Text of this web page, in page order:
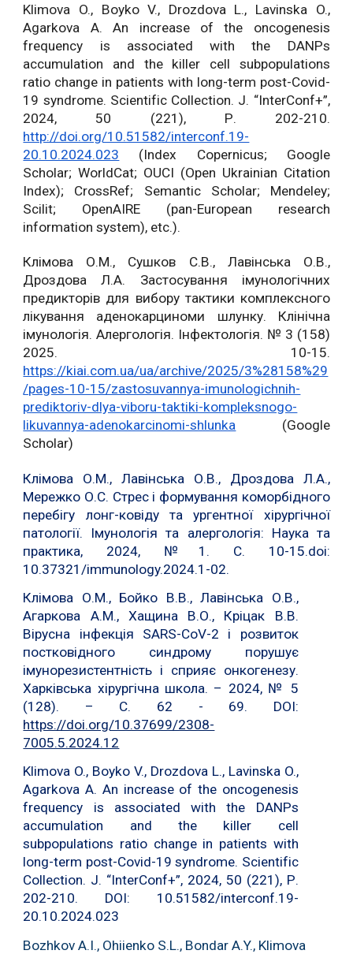
Klimova O., Boyko V., Drozdova L., Lavinska O.,
Agarkova A. An increase of the oncogenesis
frequency is associated with the DANPs
accumulation and the killer cell subpopulations
ratio change in patients with long-term post-Covid-
19 syndrome. Scientific Collection. J. “InterConf+”,
2024, 50 (221), Р. 202-210.
http://doi.org/10.51582/interconf.19-
20.10.2024.023 (Index Copernicus; Google
Scholar; WorldCat; OUCI (Open Ukrainian Citation
Index); CrossRef; Semantic Scholar; Mendeley;
Scilit; OpenAIRE (pan-European research
information system), etc.).
Клімова О.М., Сушков С.В., Лавінська О.В.,
Дроздова Л.А. Застосування імунологічних
предикторів для вибору тактики комплексного
лікування аденокарциноми шлунку. Клінічна
імунологія. Алергологія. Інфектологія. № 3 (158)
2025. 10-15.
https://kiai.com.ua/ua/archive/2025/3%28158%29
/pages-10-15/zastosuvannya-imunologichnih-
prediktoriv-dlya-viboru-taktiki-kompleksnogo-
likuvannya-adenokarcinomi-shlunka (Google
Scholar)
Клімова О.М., Лавінська О.В., Дроздова Л.А.,
Мережко О.С. Стрес і формування коморбідного
перебігу лонг-ковіду та ургентної хірургічної
патології. Імунологія та алергологія: Наука та
практика, 2024, №1. С. 10-15.doi:
10.37321/immunology.2024.1-02.
Клімова О.М., Бойко В.В., Лавінська О.В.,
Агаркова А.М., Хащина В.О., Кріцак В.В.
Вірусна інфекція SARS-CoV-2 і розвиток
постковідного синдрому порушує
імунорезистентність і сприяє онкогенезу.
Харківська хірургічна школа. – 2024, № 5
(128). – С. 62 - 69. DOI:
https://doi.org/10.37699/2308-
7005.5.2024.12
Klimova O., Boyko V., Drozdova L., Lavinska O.,
Agarkova A. An increase of the oncogenesis
frequency is associated with the DANPs
accumulation and the killer cell
subpopulations ratio change in patients with
long-term post-Covid-19 syndrome. Scientific
Collection. J. “InterConf+”, 2024, 50 (221), Р.
202-210. DOI: 10.51582/interconf.19-
20.10.2024.023
Bozhkov A.I., Ohiienko S.L., Bondar A.Y., Klimova